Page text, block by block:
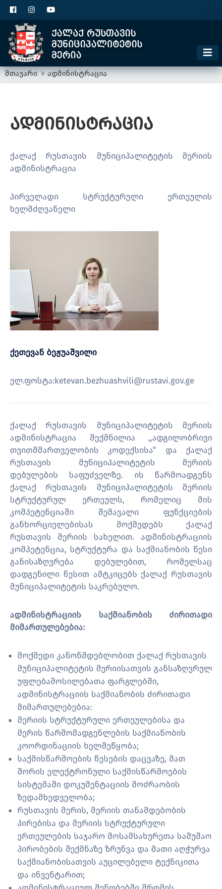
მთავარი ადმინისტრაცია
ადმინისტრაცია
ქალაქ რუსთავის მუნიციპალიტეტის მერიის
ადმინისტრაცია
პირველადი სტრუქტურული ერთეულის
ხელმძღვანელი
ქეთევან ბეჟუაშვილი
ელ.ფოსტა:ketevan.bezhuashvili@rustavi.gov.ge
ქალაქ რუსთავის მუნიციპალიტეტის მერიის
ადმინისტრაცია შექმნილია ,,ადგილობრივი
თვითმმართველობის კოდექსისა“ და ქალაქ
რუსთავის მუნიციპალიტეტის მერიის
დებულების საფუძველზე. ის წარმოადგენს
ქალაქ რუსთავის მუნიციპალიტეტის მერიის
სტრუქტურულ ერთეულს, რომელიც მის
კომპეტენციაში შემავალი ფუნქციების
განხორციელებისას მოქმედებს ქალაქ
რუსთავის მერიის სახელით. ადმინისტრაციის
კომპეტენცია, სტრუქტურა და საქმიანობის წესი
განისაზღვრება დებულებით, რომელსაც
დადგენილი წესით ამტკიცებს ქალაქ რუსთავის
მუნიციპალიტეტის საკრებულო.
ადმინისტრაციის საქმიანობის ძირითადი
მიმართულებებია:
მოქმედი კანონმდებლობით ქალაქ რუსთავის
მუნიციპალიტეტის მერიისათვის განსაზღვრულ
უფლებამოსილებათა ფარგლებში,
ადმინისტრაციის საქმიანობის ძირითადი
მიმართულებებია:
მერიის სტრუქტურული ერთეულებისა და
მერის წარმომადგენლების საქმიანობის
კოორდინაციის ხელშეწყობა;
საქმისწარმოების წესების დაცვაზე, მათ
შორის ელექტრონული საქმისწარმოების
სისტემაში დოკუმენტაციის მოძრაობის
ზედამხედველობა;
რუსთავის მერის, მერიის თანამდებობის
პირებისა და მერიის სტრუქტურული
ერთეულების საჯარო მოსამსახურეთა სამუშაო
პირობების შექმნაზე ზრუნვა და მათი აღჭურვა
საქმიანობისათვის აუცილებელი ტექნიკითა
და ინვენტარით;